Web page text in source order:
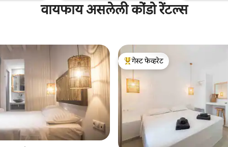
वायफाय असलेली कोंडो रेंटल्स
टॉप गेस्ट फेव्हरेट
गेस्ट फेव्हरेट